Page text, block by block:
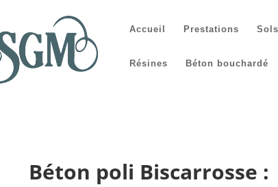
Accueil Prestations
Résines Béton bouchardé
Béton poli Biscarrosse :